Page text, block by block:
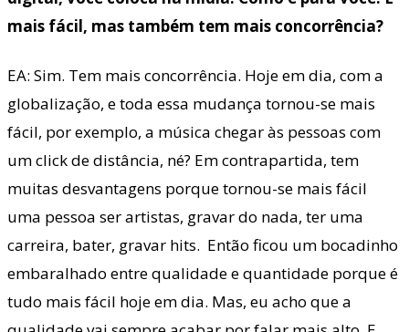
mais fácil, mas também tem mais concorrência?
EA: Sim. Tem mais concorrência. Hoje em dia, com a
globalização, e toda essa mudança tornou-se mais
fácil, por exemplo, a música chegar às pessoas com
um click de distância, né? Em contrapartida, tem
muitas desvantagens porque tornou-se mais fácil
uma pessoa ser artistas, gravar do nada, ter uma
carreira, bater, gravar hits. Então ficou um bocadinho
embaralhado entre qualidade e quantidade porque é
tudo mais fácil hoje em dia. Mas, eu acho que a